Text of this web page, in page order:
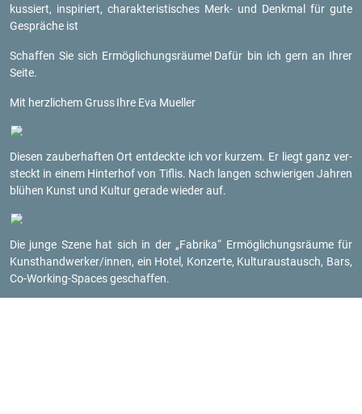
kus­siert, in­spi­riert, cha­rak­te­ris­ti­sches Merk- und Denk­mal für gute
Ge­sprä­che ist
Schaf­fen Sie sich Er­mög­li­chungs­räu­me! Dafür bin ich gern an Ihrer
Seite.
Mit herz­li­chem GrussIhre Eva Mu­el­ler
Die­sen zau­ber­haf­ten Ort ent­deck­te ich vor kur­zem. Er liegt ganz ver­
steckt in einem Hin­ter­hof von Tif­lis. Nach lan­gen schwie­ri­gen Jah­ren
blü­hen Kunst und Kul­tur ge­ra­de wie­der auf.
Die junge Szene hat sich in der „Fa­bri­ka“ Er­mög­li­chungs­räu­me für
Kunst­hand­wer­ker/innen, ein Hotel, Kon­zer­te, Kul­tur­aus­tausch, Bars,
Co-Working-Spaces ge­schaf­fen.